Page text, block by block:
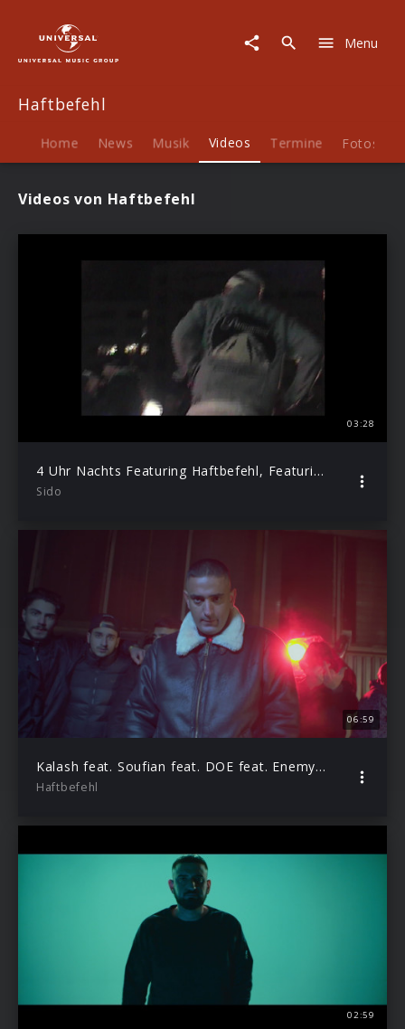
Menu
Haftbefehl
Home News Musik Videos Termine Fotos
Videos von Haftbefehl
03:28
4 Uhr Nachts Featuring Haftbefehl, Featuring Kool Savas
Sido
06:59
Kalash feat. Soufian feat. DOE feat. Enemy feat. Diar
Haftbefehl
02:59